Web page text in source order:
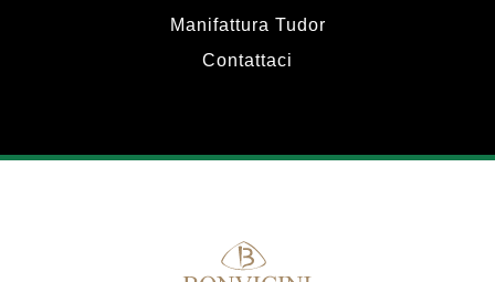
Manifattura Tudor
Contattaci